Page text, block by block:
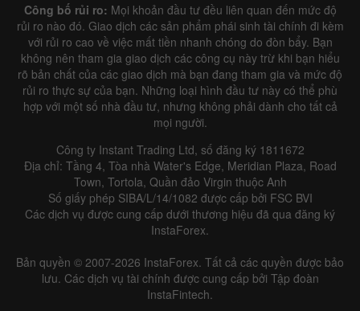
Công bố rủi ro: Mọi khoản đầu tư đều liên quan đến mức độ
rủi ro nào đó. Giao dịch các sản phẩm phái sinh tài chính đi kèm
với rủi ro cao về việc mất tiền nhanh chóng do đòn bẩy. Bạn
không nên tham gia giao dịch các công cụ này trừ khi bạn hiểu
rõ bản chất của các giao dịch mà bạn đang tham gia và mức độ
rủi ro thực sự của bạn. Những loại hình đầu tư này có thể phù
hợp với một số nhà đầu tư, nhưng không phải dành cho tất cả
mọi người.
Công ty Instant Trading Ltd, số đăng ký 1811672
Địa chỉ: Tầng 4, Tòa nhà Water's Edge, Meridian Plaza, Road
Town, Tortola, Quần đảo Virgin thuộc Anh
Số giấy phép SIBA/L/14/1082 được cấp bởi FSC BVI
Các dịch vụ được cung cấp dưới thương hiệu đã qua đăng ký
InstaForex.
Bản quyền © 2007-2026 InstaForex. Tất cả các quyền được bảo
lưu. Các dịch vụ tài chính được cung cấp bởi Tập đoàn
InstaFintech.